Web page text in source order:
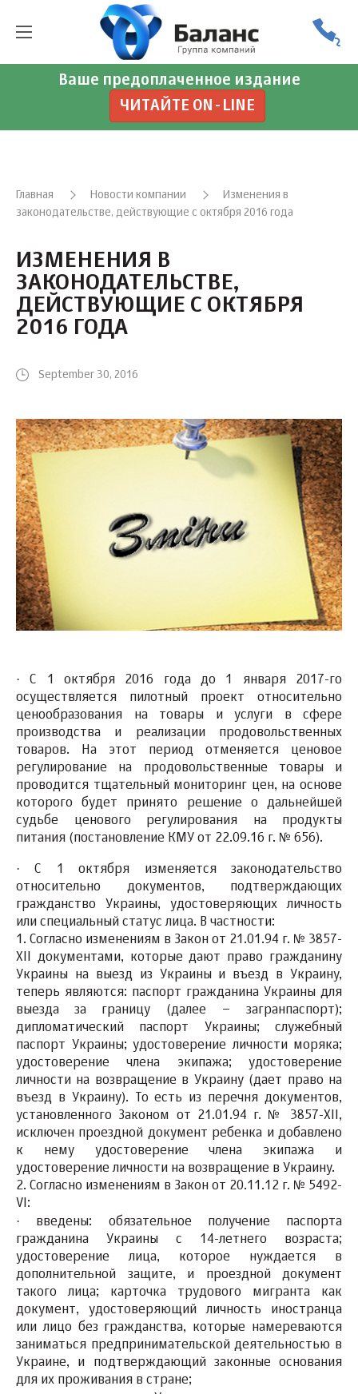
Ваше предоплаченное издание
ЧИТАЙТЕ ON-LINE
Главная Новости компании
Изменения в
законодательстве, действующие с октября 2016 года
ИЗМЕНЕНИЯ В
ЗАКОНОДАТЕЛЬСТВЕ,
ДЕЙСТВУЮЩИЕ С ОКТЯБРЯ
2016 ГОДА
September 30, 2016
· С 1 октября 2016 года до 1 января 2017-го
осуществляется пилотный проект относительно
ценообразования на товары и услуги в сфере
производства и реализации продовольственных
товаров. На этот период отменяется ценовое
регулирование на продовольственные товары и
проводится тщательный мониторинг цен, на основе
которого будет принято решение о дальнейшей
судьбе ценового регулирования на продукты
питания (постановление КМУ от 22.09.16 г. № 656).
· С 1 октября изменяется законодательство
относительно документов, подтверждающих
гражданство Украины, удостоверяющих личность
или специальный статус лица. В частности:
1. Согласно изменениям в Закон от 21.01.94 г. № 3857-
XII документами, которыедают право гражданину
Украины на выезд из Украины и въезд в Украину,
теперь являются: паспорт гражданина Украины для
выезда за границу (далее – загранпаспорт);
дипломатический паспорт Украины; служебный
паспорт Украины; удостоверение личности моряка;
удостоверение члена экипажа; удостоверение
личности на возвращение в Украину (дает право на
въезд в Украину). То есть из перечня документов,
установленного Законом от 21.01.94 г. № 3857-XII,
исключен проездной документ ребенка и добавлено
к нему удостоверение члена экипажа и
удостоверение личности на возвращение в Украину.
2. Согласно изменениям в Закон от 20.11.12 г. № 5492-
VI:
· введены: обязательное получение паспорта
гражданина Украины с 14-летнего возраста;
удостоверение лица, которое нуждается в
дополнительной защите, и проездной документ
такого лица; карточка трудового мигранта как
документ, удостоверяющий личность иностранца
или лицо без гражданства, которые намереваются
заниматься предпринимательской деятельностью в
Украине, и подтверждающий законные основания
для их проживания в стране;